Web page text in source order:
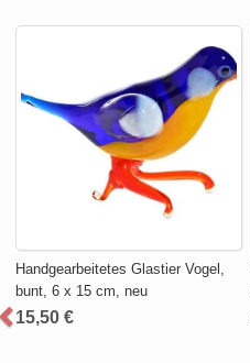
Handgearbeitetes Glastier Vogel,
bunt, 6 x 15 cm, neu
15,50 €